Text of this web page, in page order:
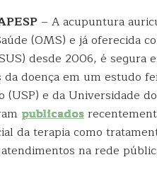
– A acupuntura
(OMS) e já oferecida
desde 2006, é segura
doença em um estudo
(USP) e da Universidade
publicados
da terapia como
na rede